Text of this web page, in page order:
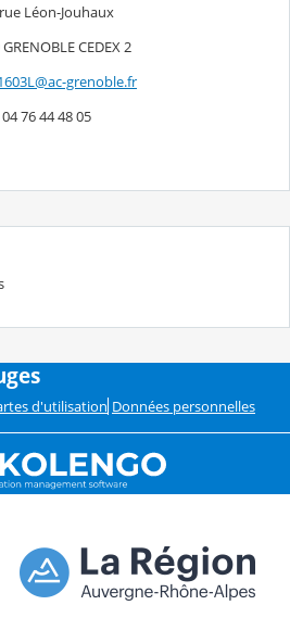
Léon-Jouhaux
CEDEX 2
grenoble.fr
04 76 44 48 05
d'utilisation Données personnelles